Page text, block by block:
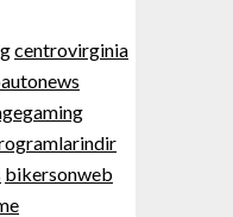
centrovirginia
bikersonweb